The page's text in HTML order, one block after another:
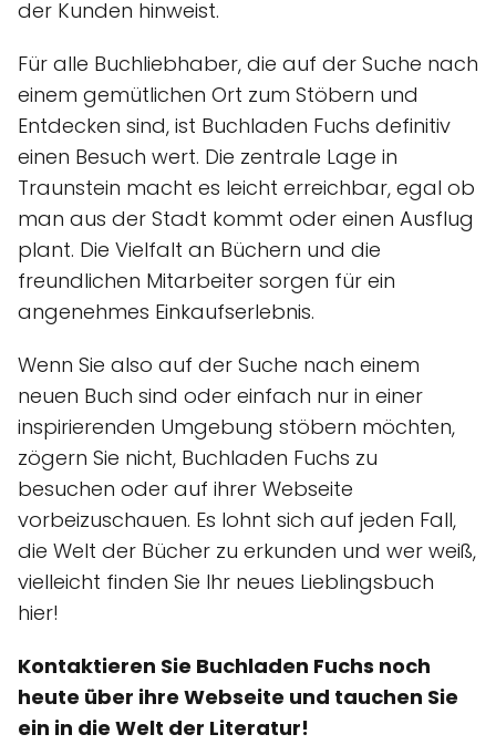
der Kunden hinweist.
Für alle Buchliebhaber, die auf der Suche nach
einem gemütlichen Ort zum Stöbern und
Entdecken sind, ist Buchladen Fuchs definitiv
einen Besuch wert. Die zentrale Lage in
Traunstein macht es leicht erreichbar, egal ob
man aus der Stadt kommt oder einen Ausflug
plant. Die Vielfalt an Büchern und die
freundlichen Mitarbeiter sorgen für ein
angenehmes Einkaufserlebnis.
Wenn Sie also auf der Suche nach einem
neuen Buch sind oder einfach nur in einer
inspirierenden Umgebung stöbern möchten,
zögern Sie nicht, Buchladen Fuchs zu
besuchen oder auf ihrer Webseite
vorbeizuschauen. Es lohnt sich auf jeden Fall,
die Welt der Bücher zu erkunden und wer weiß,
vielleicht finden Sie Ihr neues Lieblingsbuch
hier!
Kontaktieren Sie Buchladen Fuchs noch
heute über ihre Webseite und tauchen Sie
ein in die Welt der Literatur!